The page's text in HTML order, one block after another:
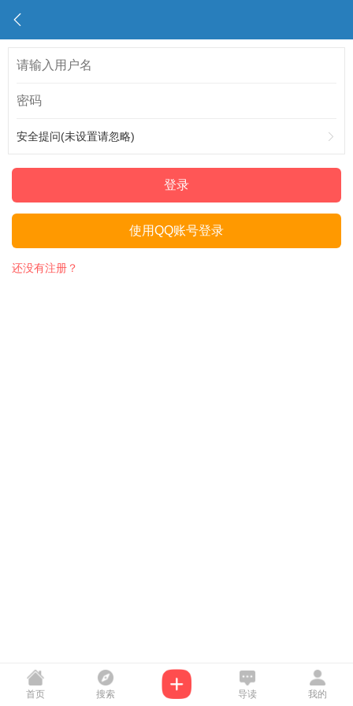
安全提问(未设置请忽略)
登录
使用QQ账号登录
还没有注册？
首页 搜索 导读 我的